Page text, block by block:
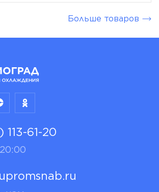
Больше товаров
113-61-20